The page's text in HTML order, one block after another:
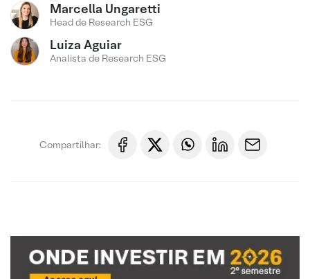
Marcella Ungaretti
Head de Research ESG
Luiza Aguiar
Analista de Research ESG
Compartilhar: